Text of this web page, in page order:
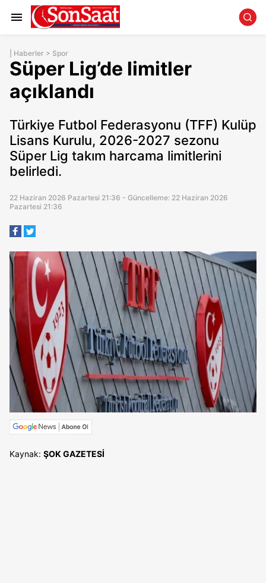
Haberler > Spor
Süper Lig’de limitler
açıklandı
Türkiye Futbol Federasyonu (TFF) Kulüp
Lisans Kurulu, 2026-2027 sezonu
Süper Lig takım harcama limitlerini
belirledi.
22 Haziran 2026 Pazartesi 21:36 - Güncelleme: 22 Haziran 2026
Pazartesi 21:36
Kaynak: ŞOK GAZETESİ